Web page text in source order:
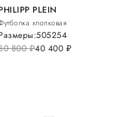
PLEIN
хлопковая
800руб.40 400 руб.
505254